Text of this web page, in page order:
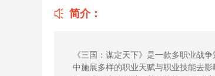
简介：
《三国：谋定天下》是一款多职业战
中施展多样的职业天赋与职业技能去